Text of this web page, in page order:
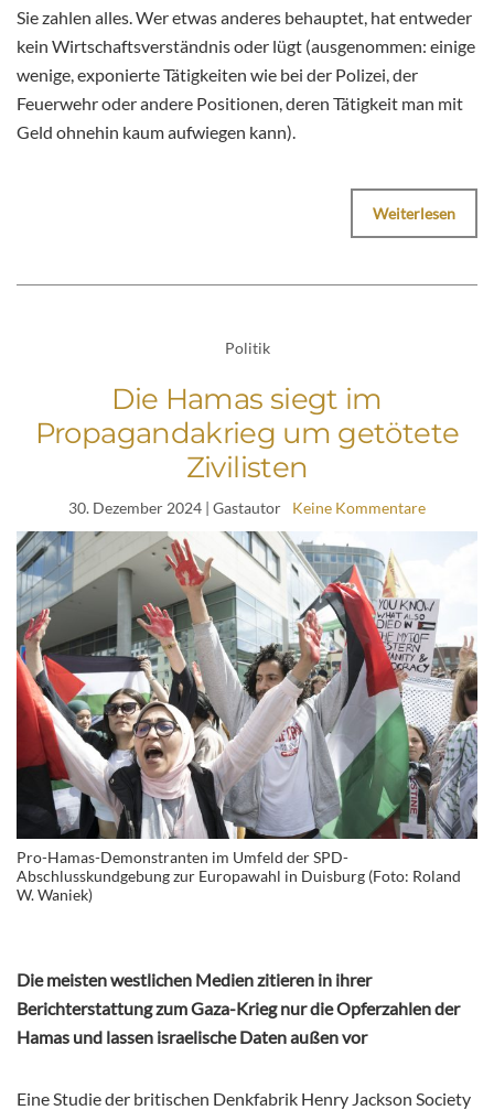
Sie zahlen alles. Wer etwas anderes behauptet, hat entweder
kein Wirtschaftsverständnis oder lügt (ausgenommen: einige
wenige, exponierte Tätigkeiten wie bei der Polizei, der
Feuerwehr oder andere Positionen, deren Tätigkeit man mit
Geld ohnehin kaum aufwiegen kann).
Weiterlesen
Politik
Die Hamas siegt im
Propagandakrieg um getötete
Zivilisten
30. Dezember 2024 | Gastautor Keine Kommentare
Pro-Hamas-Demonstranten im Umfeld der SPD-
Abschlusskundgebung zur Europawahl in Duisburg (Foto: Roland
W. Waniek)
Die meisten westlichen Medien zitieren in ihrer
Berichterstattung zum Gaza-Krieg nur die Opferzahlen der
Hamas und lassen israelische Daten außen vor
Eine Studie der britischen Denkfabrik Henry Jackson Society